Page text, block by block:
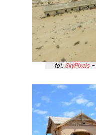
fot. SkyPixels–